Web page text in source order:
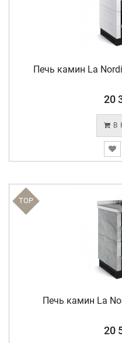
Печь камин La
20
В
TOP
Печь камин La
20